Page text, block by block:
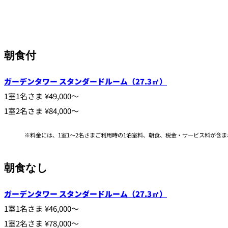
朝食付
ガーデンタワー スタンダードルーム（27.3㎡）
1室1名さま ¥49,000～
1室2名さま ¥84,000～
料金には、1室1～2名さまご利用時の1泊室料、朝食、税金・サービス料が含
朝食なし
ガーデンタワー スタンダードルーム（27.3㎡）
1室1名さま ¥46,000～
1室2名さま ¥78,000～